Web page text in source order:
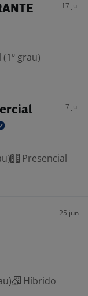
17 jul
grau)
7 jul
Presencial
25 jun
Híbrido